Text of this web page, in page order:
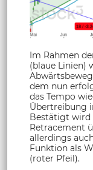
Im Rahmen
(blaue Linien)
dem nun
das Tempo
Übertreibung
Bestätigt wird
Retracement
allerdings
Funktion als
(roter Pfeil).